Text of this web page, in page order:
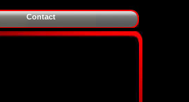
Contact